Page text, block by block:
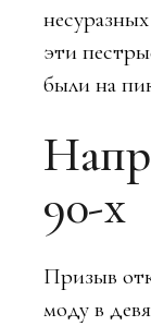
эти
были на
90-х
Призыв
моду в